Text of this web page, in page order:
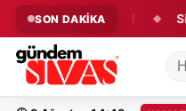
SON DAKİKA
Sokaklarında! ◆